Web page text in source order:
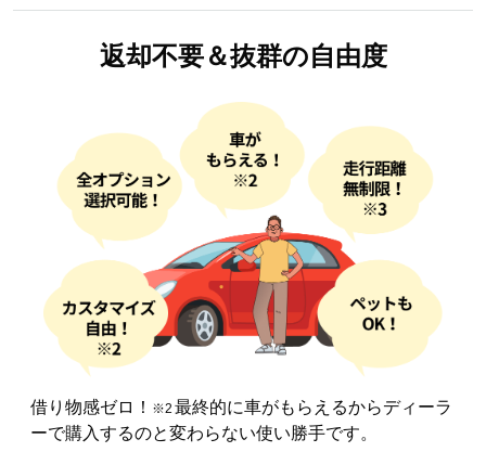
返却不要＆抜群の自由度
借り物感ゼロ！ ※2 最終的に車がもらえるからディーラ
ーで購入するのと変わらない使い勝手です。